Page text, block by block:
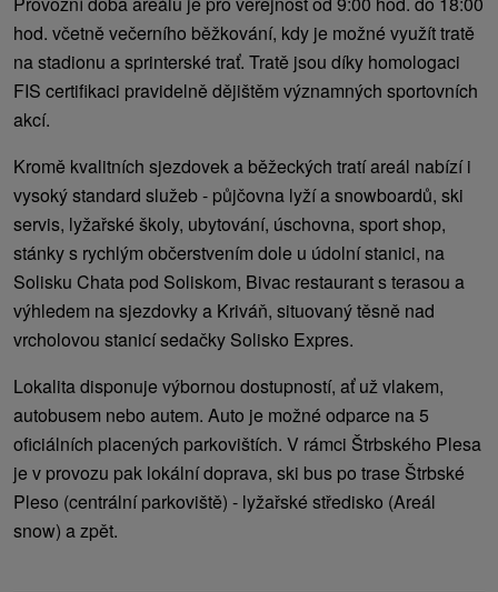
hod. včetně večerního běžkování, kdy je možné využít tratě
na stadionu a sprinterské trať. Tratě jsou díky homologaci
FIS certifikaci pravidelně dějištěm významných sportovních
akcí.
Kromě kvalitních sjezdovek a běžeckých tratí areál nabízí i
vysoký standard služeb - půjčovna lyží a snowboardů, ski
servis, lyžařské školy, ubytování, úschovna, sport shop,
stánky s rychlým občerstvením dole u údolní stanici, na
Solisku Chata pod Soliskom, Bivac restaurant s terasou a
výhledem na sjezdovky a Kriváň, situovaný těsně nad
vrcholovou stanicí sedačky Solisko Expres.
Lokalita disponuje výbornou dostupností, ať už vlakem,
autobusem nebo autem. Auto je možné odparce na 5
oficiálních placených parkovištích. V rámci Štrbského Plesa
je v provozu pak lokální doprava, ski bus po trase Štrbské
Pleso (centrální parkoviště) - lyžařské středisko (Areál
snow) a zpět.